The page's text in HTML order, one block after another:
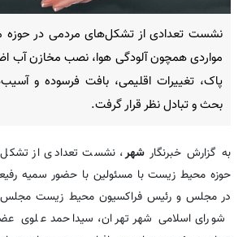
نشست تعدادی از تشکل‌های مردمی در حوزه
مواردی همچون آلودگی هوا، نصب مخازن آب
پاک، تغییرات اقلیمی، بافت فرسوده و
بحث و تبادل نظر قرار گرفت.
به گزارش خبرنگارشهر، نشست تعدادی از
حوزه محیط زیست با مسئولین با حضور سمیه
در مجلس و رئیس فراکسیون محیط زیست
شورای اسلامی شهر تهران، سیداحمد علوی